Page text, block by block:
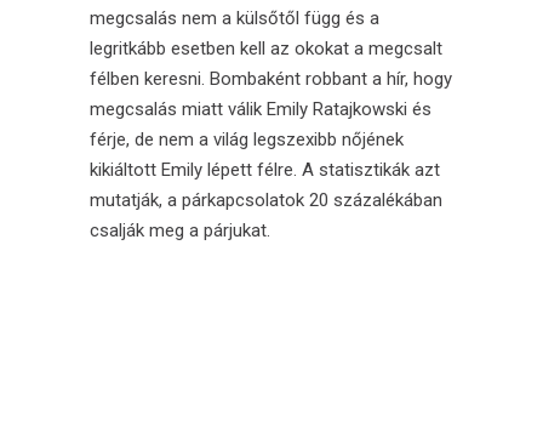
megcsalás nem a külsőtől függ és a
legritkább esetben kell az okokat a megcsalt
félben keresni. Bombaként robbant a hír, hogy
megcsalás miatt válik Emily Ratajkowski és
férje, de nem a világ legszexibb nőjének
kikiáltott Emily lépett félre. A statisztikák azt
mutatják, a párkapcsolatok 20 százalékában
csalják meg a párjukat.